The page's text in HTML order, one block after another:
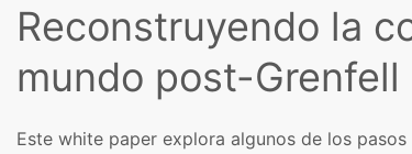
Reconstruyendo la
mundo post-Grenfell
Este white paper explora algunos de los